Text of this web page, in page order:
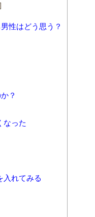
性はどう思う？
？
なった
入れてみる